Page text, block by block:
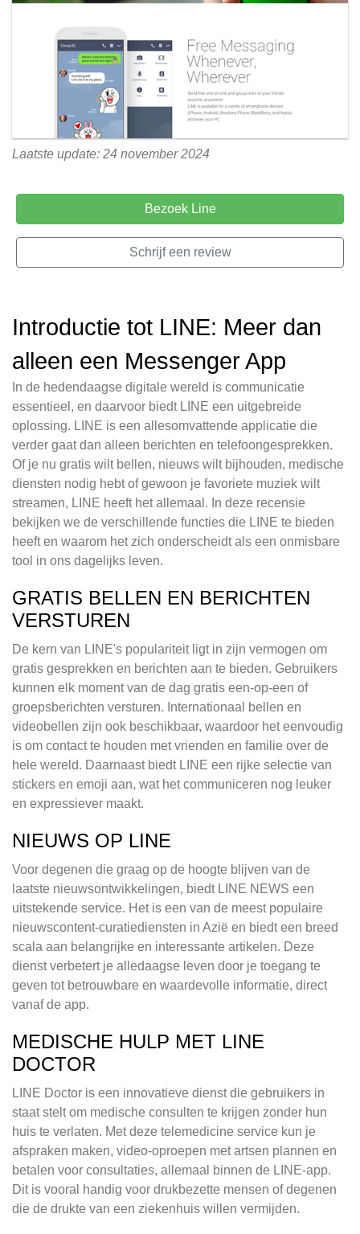
Laatste update: 24 november 2024
Bezoek Line
Schrijf een review
Introductie tot LINE: Meer dan
alleen een Messenger App
In de hedendaagse digitale wereld is communicatie
essentieel, en daarvoor biedt LINE een uitgebreide
oplossing. LINE is een allesomvattende applicatie die
verder gaat dan alleen berichten en telefoongesprekken.
Of je nu gratis wilt bellen, nieuws wilt bijhouden, medische
diensten nodig hebt of gewoon je favoriete muziek wilt
streamen, LINE heeft het allemaal. In deze recensie
bekijken we de verschillende functies die LINE te bieden
heeft en waarom het zich onderscheidt als een onmisbare
tool in ons dagelijks leven.
GRATIS BELLEN EN BERICHTEN
VERSTUREN
De kern van LINE's populariteit ligt in zijn vermogen om
gratis gesprekken en berichten aan te bieden. Gebruikers
kunnen elk moment van de dag gratis een-op-een of
groepsberichten versturen. Internationaal bellen en
videobellen zijn ook beschikbaar, waardoor het eenvoudig
is om contact te houden met vrienden en familie over de
hele wereld. Daarnaast biedt LINE een rijke selectie van
stickers en emoji aan, wat het communiceren nog leuker
en expressiever maakt.
NIEUWS OP LINE
Voor degenen die graag op de hoogte blijven van de
laatste nieuwsontwikkelingen, biedt LINE NEWS een
uitstekende service. Het is een van de meest populaire
nieuwscontent-curatiediensten in Azië en biedt een breed
scala aan belangrijke en interessante artikelen. Deze
dienst verbetert je alledaagse leven door je toegang te
geven tot betrouwbare en waardevolle informatie, direct
vanaf de app.
MEDISCHE HULP MET LINE
DOCTOR
LINE Doctor is een innovatieve dienst die gebruikers in
staat stelt om medische consulten te krijgen zonder hun
huis te verlaten. Met deze telemedicine service kun je
afspraken maken, video-oproepen met artsen plannen en
betalen voor consultaties, allemaal binnen de LINE-app.
Dit is vooral handig voor drukbezette mensen of degenen
die de drukte van een ziekenhuis willen vermijden.